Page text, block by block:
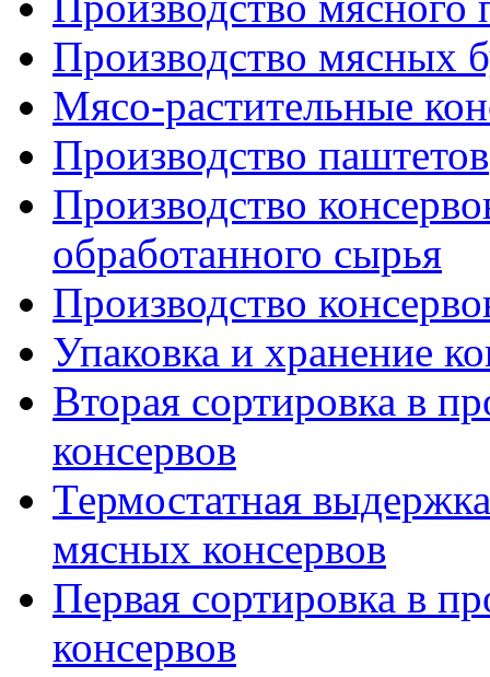
Производство мясных
Мясо-растительные
Производство паштетов
Производство
обработанного сырья
Производство
Упаковка и хранение
Вторая сортировка в
консервов
Термостатная
мясных консервов
Первая сортировка в
консервов